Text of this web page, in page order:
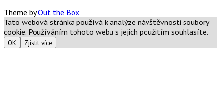
Theme byOut the Box
Tato webová stránka používá k analýze návštěvnosti soubory
cookie. Používáním tohoto webu s jejich použitím souhlasíte.
OK Zjistit více